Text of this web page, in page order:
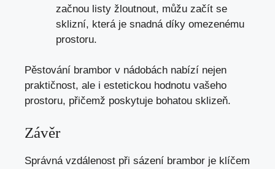
začnou listy žloutnout, můžu začít se
sklizní, která je snadná díky omezenému
prostoru.
Pěstování brambor v nádobách nabízí nejen
praktičnost, ale i estetickou hodnotu vašeho
prostoru, přičemž poskytuje bohatou sklizeň.
Závěr
Správná vzdálenost při sázení brambor je klíčem